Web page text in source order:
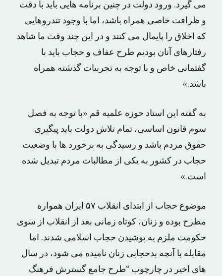
می گیرد. ورود دولت در چنین برنامه هایی باید با دقت
و ظرافت خاصی همراه باشد، اما با وجود تندروهایی
که اخلاق را پایمال می کنند و در این چند وقت ما شاهد
رفتارهای آنان بودیم طرح عفاف و حجاب باید با
گفتمانی خاص و با توجه به تجربیات گذشته همراه
باشد.»
به گفته این استاد حوزه علمیه قم «با توجه به فصل
سوم قانون اساسی، تمام تلاش دولت باید پیگیری
حقوق مردم باشد و رسیدگی به برخورد ها با وضعیت
حجاب در کشور به یکی از مطالبات مردم تبدیل شده
است.»
موضوع حجاب از ابتدای انقلاب ۵۷ ایران همواره
مطرح بوده و زنان، کوتاه زمانی بعد از انقلاب از سوی
حکومت ملزم به پوشیدن حجاب اسلامی شدند. اما
مقابله با آنچه بدحجابی زنان نامیده می شود، در سال
های اخیر در چارچوب “طرح جامع گسترش فرهنگ